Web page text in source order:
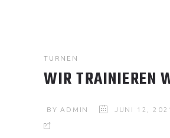
TURNEN
WIR TRAINIEREN
BY ADMIN JUNI 12, 2021